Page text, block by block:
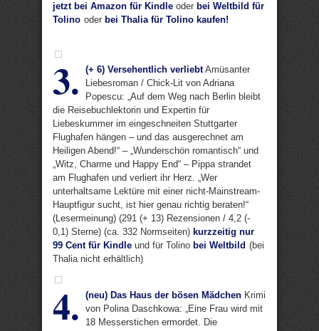
jetzt bei Amazon für Kindle oder bei Weltbild für
Tolino oder bei Thalia für Tolino kaufen!
3. (+ 6) Versehentlich verliebtAmüsanter
Liebesroman / Chick-Lit von Adriana
Popescu: „Auf dem Weg nach Berlin bleibt
die Reisebuchlektorin und Expertin für
Liebeskummer im eingeschneiten Stuttgarter
Flughafen hängen – und das ausgerechnet am
Heiligen Abend!“ – „Wunderschön romantisch“ und
„Witz, Charme und Happy End“ – Pippa strandet
am Flughafen und verliert ihr Herz. „Wer
unterhaltsame Lektüre mit einer nicht-Mainstream-
Hauptfigur sucht, ist hier genau richtig beraten!“
(Lesermeinung) (291 (+ 13) Rezensionen / 4,2 (-
0,1) Sterne) (ca. 332 Normseiten) kurzzeitig nur
99 Cent für Kindle und für Tolino bei Weltbild (bei
Thalia nicht erhältlich)
4. (neu) Das Haus der bösen Mädchen Krimi
von Polina Daschkowa: „Eine Frau wird mit
18 Messerstichen ermordet. Die